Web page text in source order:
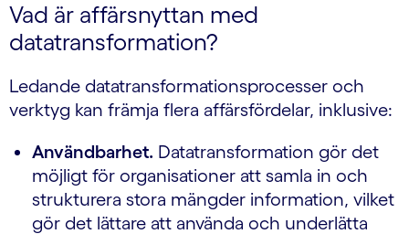
Vad är affärsnyttan med
datatransformation?
Ledande datatransformationsprocesser och
verktyg kan främja flera affärsfördelar, inklusive:
Användbarhet. Datatransformation gör det
möjligt för organisationer att samla in och
strukturera stora mängder information, vilket
gör det lättare att använda och underlätta